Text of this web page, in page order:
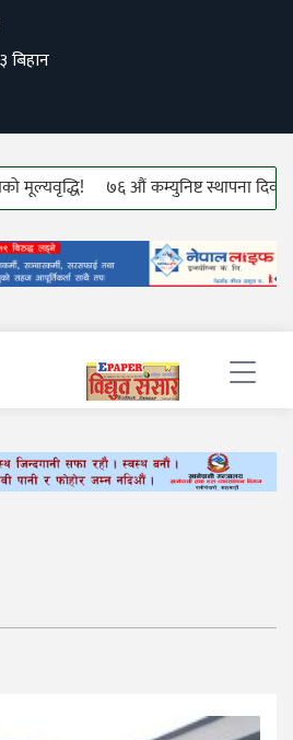
७६ औं कम्युनिष्ट स्थापना दिवसको अवसरमा